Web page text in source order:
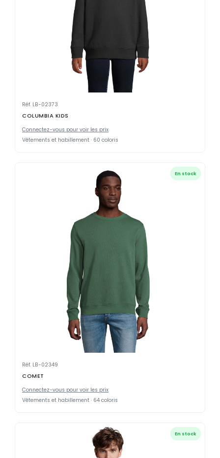
Réf. LB-02373
COLUMBIA KIDS
Connectez-vous pour voir les prix
Vêtements et habillement · 60 coloris
En stock
Réf. LB-02349
COMET
Connectez-vous pour voir les prix
Vêtements et habillement · 64 coloris
En stock